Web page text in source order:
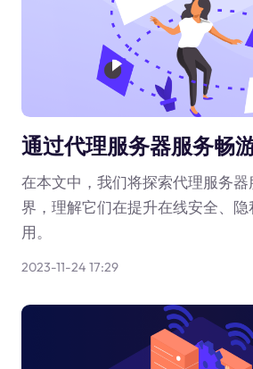
通过代理服务器服务畅
在本文中，我们将探索代理服务
界，理解它们在提升在线安全、
用。
2023-11-24 17:29